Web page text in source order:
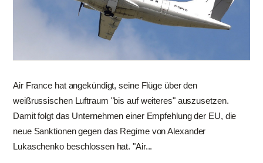
Air France hat angekündigt, seine Flüge über den
weißrussischen Luftraum "bis auf weiteres" auszusetzen.
Damit folgt das Unternehmen einer Empfehlung der EU, die
neue Sanktionen gegen das Regime von Alexander
Lukaschenko beschlossen hat. "Air...